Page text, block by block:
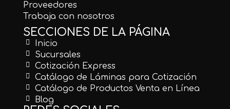
Proveedores
Trabaja con nosotros
SECCIONES DE LA PÁGINA
Inicio
Sucursales
Cotización Express
Catálogo de Láminas para Cotización
Catálogo de Productos Venta en Línea
Blog